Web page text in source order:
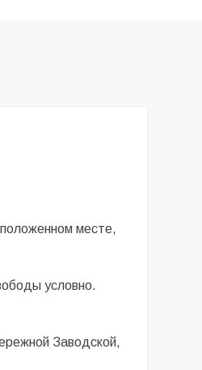
месте,
условно.
Заводской,